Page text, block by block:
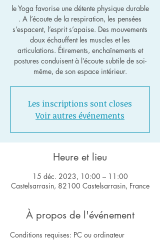
le Yoga favorise une détente physique durable
. A l’écoute de la respiration, les pensées
s’espacent, l’esprit s’apaise. Des mouvements
doux échauffent les muscles et les
articulations. Étirements, enchaînements et
postures conduisent à l’écoute subtile de soi-
même, de son espace intérieur.
Les inscriptions sont closes
Voir autres événements
Heure et lieu
15 déc. 2023, 10:00 – 11:00
Castelsarrasin, 82100 Castelsarrasin, France
À propos de l'événement
Conditions requises: PC ou ordinateur